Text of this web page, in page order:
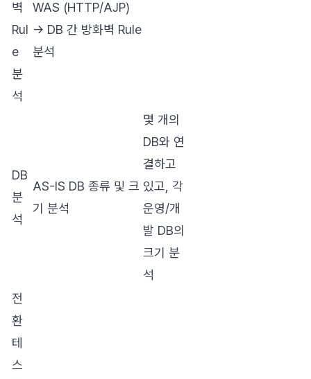
벽
Rul
e
분
석
WAS (HTTP/AJP)
→ DB 간 방화벽 Rule
분석
DB
분
석
AS-IS DB 종류 및 크
기 분석
몇 개의
DB와 연
결하고
있고, 각
운영/개
발 DB의
크기 분
석
전
환
테
스